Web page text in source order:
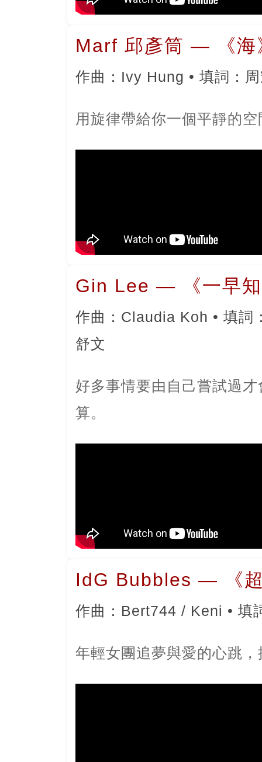
Marf 邱彥筒 — 《海
作曲：Ivy Hung • 填詞：
用旋律帶給你一個平靜的
Gin Lee — 《一早
作曲：Claudia Koh • 填詞
舒文
好多事情要由自己嘗試過
算。
IdG Bubbles — 《
作曲：Bert744 / Keni • 填
年輕女團追夢與愛的心跳